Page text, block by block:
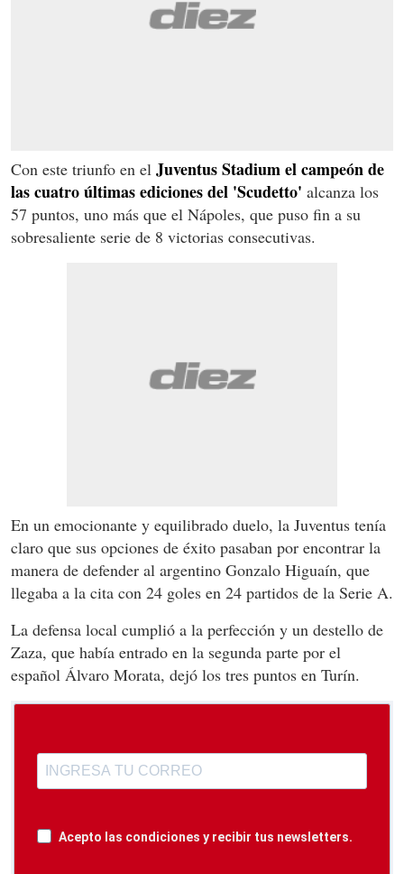
Con este triunfo en el Juventus Stadium el campeón de
las cuatro últimas ediciones del 'Scudetto' alcanza los
57 puntos, uno más que el Nápoles, que puso fin a su
sobresaliente serie de 8 victorias consecutivas.
En un emocionante y equilibrado duelo, la Juventus tenía
claro que sus opciones de éxito pasaban por encontrar la
manera de defender al argentino Gonzalo Higuaín, que
llegaba a la cita con 24 goles en 24 partidos de la Serie A.
La defensa local cumplió a la perfección y un destello de
Zaza, que había entrado en la segunda parte por el
español Álvaro Morata, dejó los tres puntos en Turín.
Acepto las condiciones y recibir tus newsletters.